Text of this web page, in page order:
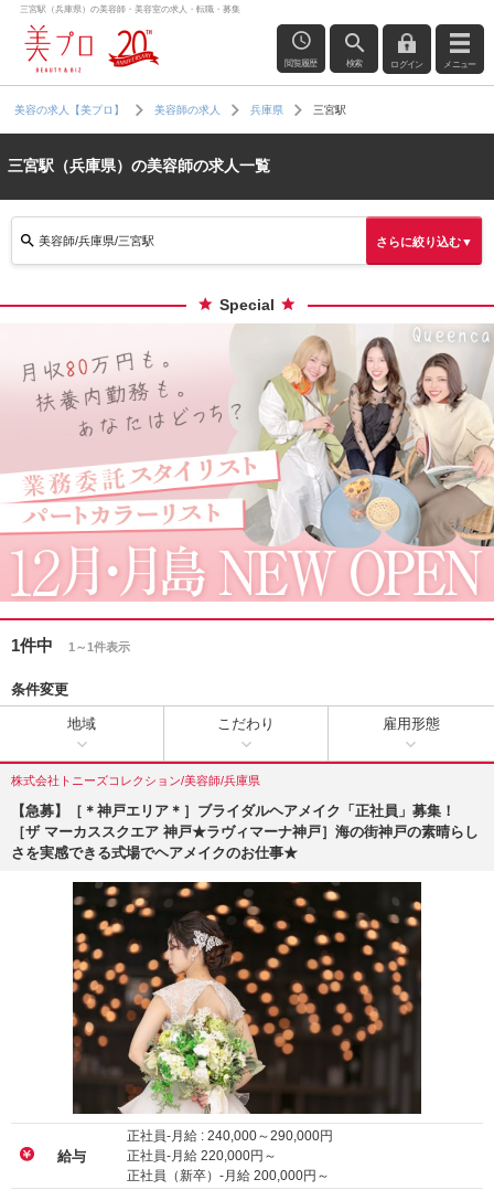
三宮駅（兵庫県）の美容師・美容室の求人・転職・募集
閲覧履歴 検索 ログイン メニュー
美容の求人【美プロ】 美容師の求人 兵庫県 三宮駅
三宮駅（兵庫県）の美容師の求人一覧
美容師/兵庫県/三宮駅 さらに絞り込む▼
Special
1件中 1～1件表示
条件変更
地域 こだわり 雇用形態
株式会社トニーズコレクション/美容師/兵庫県
【急募】［＊神戸エリア＊］ブライダルヘアメイク「正社員」募集！
［ザ マーカススクエア 神戸★ラヴィマーナ神戸］海の街神戸の素晴らし
さを実感できる式場でヘアメイクのお仕事★
給与
正社員-月給 : 240,000～290,000円
正社員-月給 220,000円～
正社員（新卒）-月給 200,000円～